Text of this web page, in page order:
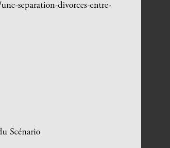
separation-divorces-entre-
Scénario